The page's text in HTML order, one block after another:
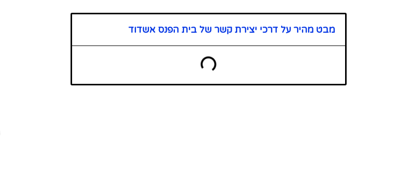
מבט מהיר על דרכי יצירת קשר של בית הפנס אשדוד